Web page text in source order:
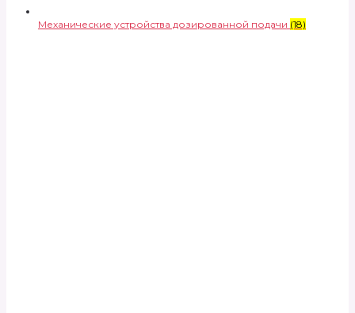
Механические устройства дозированной подачи (18)